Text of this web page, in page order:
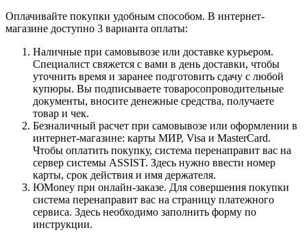
Оплачивайте покупки удобным способом. В интернет-
магазине доступно 3 варианта оплаты:
Наличные при самовывозе или доставке курьером.
Специалист свяжется с вами в день доставки, чтобы
уточнить время и заранее подготовить сдачу с любой
купюры. Вы подписываете товаросопроводительные
документы, вносите денежные средства, получаете
товар и чек.
Безналичный расчет при самовывозе или оформлении в
интернет-магазине: карты МИР, Visa и MasterCard.
Чтобы оплатить покупку, система перенаправит вас на
сервер системы ASSIST. Здесь нужно ввести номер
карты, срок действия и имя держателя.
ЮMoney при онлайн-заказе. Для совершения покупки
система перенаправит вас на страницу платежного
сервиса. Здесь необходимо заполнить форму по
инструкции.